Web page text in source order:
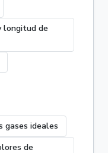
longitud de
gases ideales
de